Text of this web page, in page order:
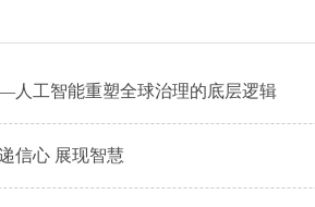
工智能重塑全球治理的底层逻辑
信心 展现智慧